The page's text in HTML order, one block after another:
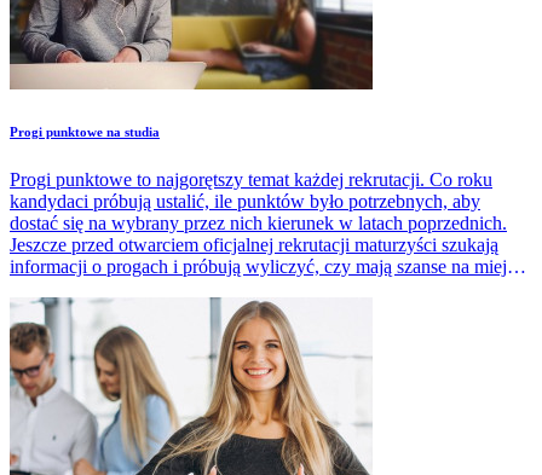
Progi punktowe na studia
Progi punktowe to najgorętszy temat każdej rekrutacji. Co roku
kandydaci próbują ustalić, ile punktów było potrzebnych, aby
dostać się na wybrany przez nich kierunek w latach poprzednich.
Jeszcze przed otwarciem oficjalnej rekrutacji maturzyści szukają
informacji o progach i próbują wyliczyć, czy mają szanse na miejsce